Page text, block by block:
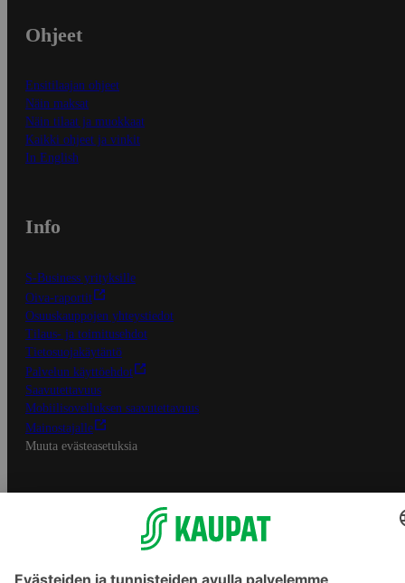
Ohjeet
Ensitilaajan ohjeet
Näin maksat
Näin tilaat ja muokkaat
Kaikki ohjeet ja vinkit
In English
Info
S-Business yrityksille
Oiva-raportit
Osuuskauppojen yhteystiedot
Tilaus- ja toimitusehdot
Tietosuojakäytäntö
Palvelun käyttöehdot
Saavutettavuus
Mobiilisovelluksen saavutettavuus
Mainostajalle
Muuta evästeasetuksia
S-ryhmän palvelut